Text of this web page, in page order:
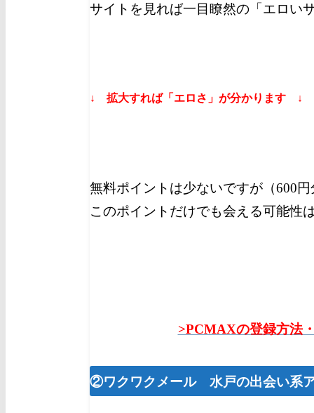
サイトを見れば一目瞭然の「エロい
↓ 拡大すれば「エロさ」が分かります ↓
無料ポイントは少ないですが（600
このポイントだけでも会える可能性
>PCMAXの登録方法
②ワクワクメール 水戸の出会い系